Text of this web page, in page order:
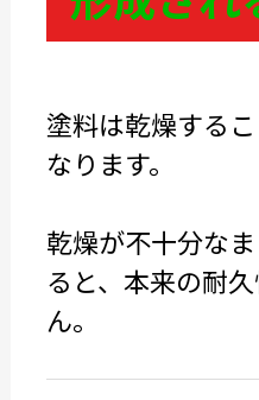
塗料は乾燥する
なります。
乾燥が不十分な
ると、本来の耐
ん。